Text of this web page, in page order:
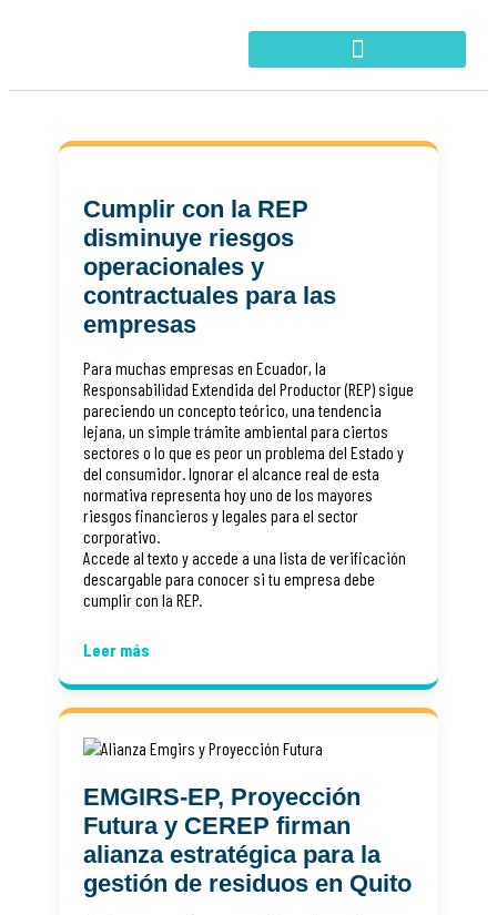
Cumplir con la REP
disminuye riesgos
operacionales y
contractuales para las
empresas
Para muchas empresas en Ecuador, la
Responsabilidad Extendida del Productor (REP) sigue
pareciendo un concepto teórico, una tendencia
lejana, un simple trámite ambiental para ciertos
sectores o lo que es peor un problema del Estado y
del consumidor. Ignorar el alcance real de esta
normativa representa hoy uno de los mayores
riesgos financieros y legales para el sector
corporativo.
Accede al texto y accede a una lista de verificación
descargable para conocer si tu empresa debe
cumplir con la REP.
Leer más
EMGIRS-EP, Proyección
Futura y CEREP firman
alianza estratégica para la
gestión de residuos en Quito